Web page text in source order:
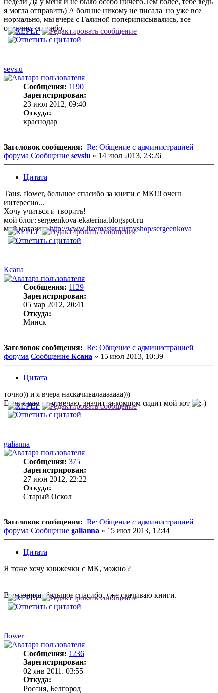
я могла отправить) А больше никому не писала. но уже все
нормально, мы вчера с Галиной попериписывались, все
отлично. спасибо.
sevsiu
Сообщения: 1190
Зарегистрирован:
23 июл 2012, 09:40
Откуда:
краснодар
Заголовок сообщения: Re: Общение с администрацией
форума Сообщение sevsiu » 14 июл 2013, 23:26
Цитата
Таня, flower, большое спасибо за книги с МК!!! очень
интересно...
Хочу учиться и творить!
мой блог: sergeenkova-ekaterina.blogspot.ru
мой магазин:http://www.livemaster.ru/myshop/sergeenkova
Ксана
Сообщения: 1129
Зарегистрирован:
05 мар 2012, 20:41
Откуда:
Минск
Заголовок сообщения: Re: Общение с администрацией
форума Сообщение Ксана » 15 июл 2013, 10:39
Цитата
точно)) и я вчера наскачивалааааааа)))
Если я вам не отвечаю, значит за компом сидит мой кот
galianna
Сообщения: 375
Зарегистрирован:
27 июн 2012, 22:22
Откуда:
Старый Оскол
Заголовок сообщения: Re: Общение с администрацией
форума Сообщение galianna » 15 июл 2013, 12:44
Цитата
Я тоже хочу книжечки с МК, можно ?
Все поняла, большое спасибо, уже скачиваю книги.
flower
Сообщения: 1236
Зарегистрирован:
02 янв 2011, 03:55
Откуда:
Россия, Белгород